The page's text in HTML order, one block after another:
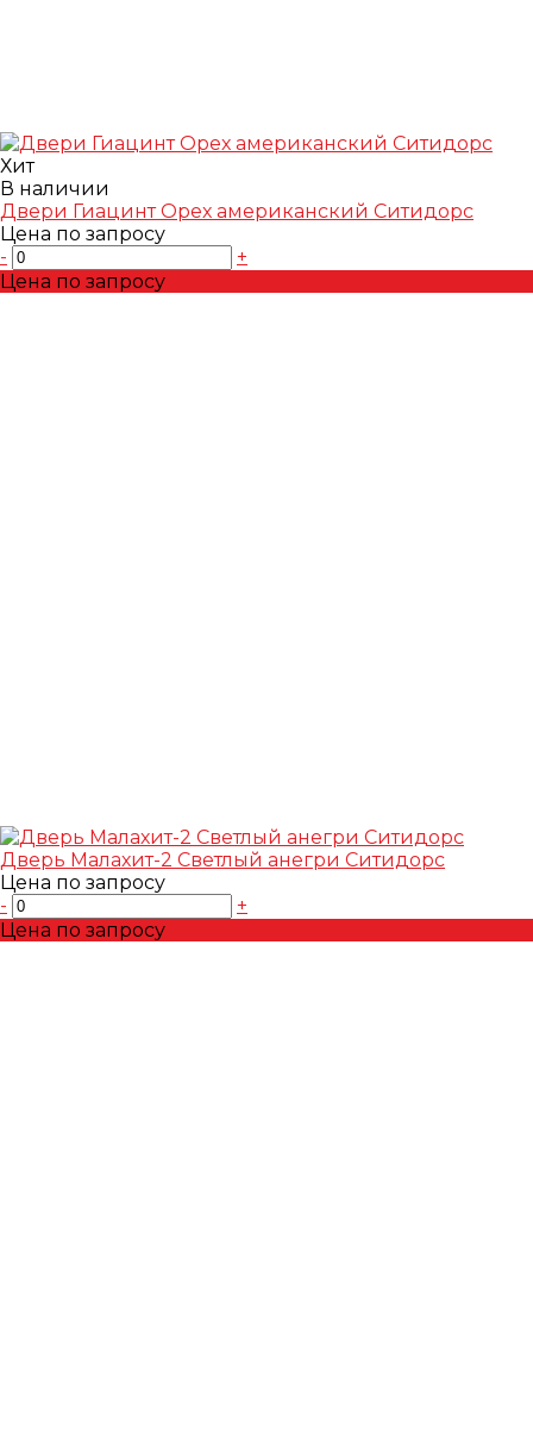
Хит
В наличии
Двери Гиацинт Орех американский Ситидорс
Цена по запросу
-
+
Цена по запросу
Дверь Малахит-2 Светлый анегри Ситидорс
Цена по запросу
-
+
Цена по запросу